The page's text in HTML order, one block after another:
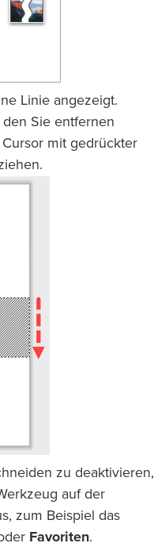
Linie angezeigt.
Sie entfernen
mit gedrückter
zu deaktivieren,
auf der
zum Beispiel das
Favoriten.